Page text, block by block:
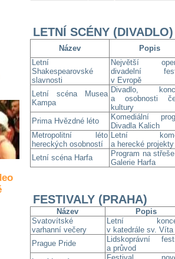
LETNÍ SCÉNY (DIVADLO)
Název
Popis
Letní
Shakespearovské
slavnosti
Největší
divadelní
v Evropě
Letní scéna Musea
Kampa
Divadlo,
a osobnosti
kultury
Prima Hvězdné léto
Komediální
Divadla Kalich
Metropolitní léto
hereckých osobností
Letní
a herecké projekty
Letní scéna Harfa
Program na
Galerie Harfa
FESTIVALY (PRAHA)
Název
Popis
Svatovítské
varhanní večery
Letní
v katedrále sv. Víta
Prague Pride
Lidskoprávní
a průvod